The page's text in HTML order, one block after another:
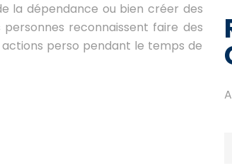
la dépendance ou bien créer des
personnes reconnaissent faire des
perso pendant le temps de